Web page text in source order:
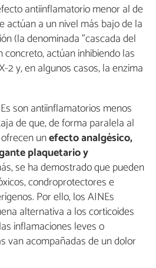
antiinflamatorio menor al de
actúan a un nivel más bajo de la
(la denominada "cascada del
concreto, actúan inhibiendo las
2 y, en algunos casos, la enzima
son antiinflamatorios menos
de que, de forma paralela al
unefecto analgésico,
plaquetario y
se ha demostrado que pueden
condroprotectores e
Por ello, los AINEs
alternativa a los corticoides
inflamaciones leves o
van acompañadas de un dolor